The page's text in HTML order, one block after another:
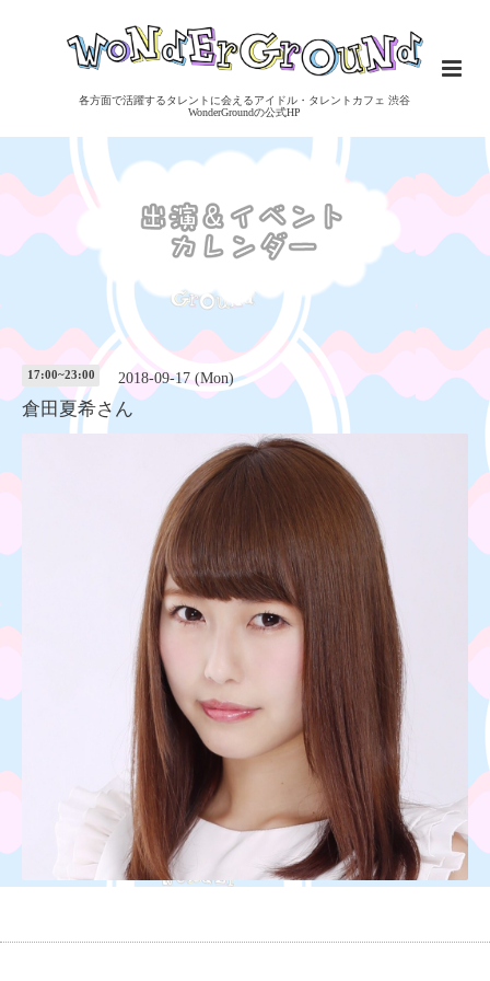
各方面で活躍するタレントに会えるアイドル・タレントカフェ 渋谷
WonderGroundの公式HP
17:00~23:00 2018-09-17 (Mon)
倉田夏希さん